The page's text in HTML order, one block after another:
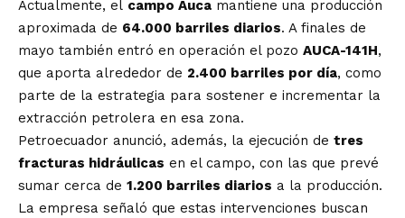
Actualmente, el campo Auca mantiene una producción
aproximada de 64.000 barriles diarios. A finales de
mayo también entró en operación el pozo AUCA-141H,
que aporta alrededor de 2.400 barriles por día, como
parte de la estrategia para sostener e incrementar la
extracción petrolera en esa zona.
Petroecuador anunció, además, la ejecución de tres
fracturas hidráulicas en el campo, con las que prevé
sumar cerca de 1.200 barriles diarios a la producción.
La empresa señaló que estas intervenciones buscan